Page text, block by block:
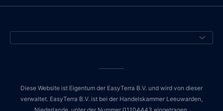
Diese Website ist Eigentum der EasyTerra B.V. und wird von dieser
verwaltet. EasyTerra B.V. ist bei der Handelskammer Leeuwarden,